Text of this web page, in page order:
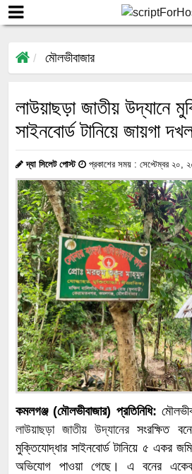
মৌলভীবাজার
লাউয়াছড়া জাতীয় উদ্যানে
সাইনবোর্ড টানিয়ে জায়গা
দ্যা সিলেট পোস্ট প্রকাশের সময় : সেপ্টেম্বর ২০,
কমলগঞ্জ (মৌলভীবাজার) প্রতিনিধি:
লাউয়াছড়া জাতীয় উদ্যানেরসংরক্ষিত
মুক্তিযোদ্ধার সাইনবোর্ড টানিয়ে ৫ একর
অভিযোগ পাওয়া গেছে। এ বনের